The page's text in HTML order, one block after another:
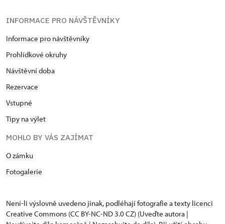
INFORMACE PRO NÁVŠTĚVNÍKY
Informace pro návštěvníky
Prohlídkové okruhy
Návštěvní doba
Rezervace
Vstupné
Tipy na výlet
MOHLO BY VÁS ZAJÍMAT
O zámku
Fotogalerie
Není-li výslovně uvedeno jinak, podléhají fotografie a texty licenci
Creative Commons (CC BY-NC-ND 3.0 CZ) (Uveďte autora |